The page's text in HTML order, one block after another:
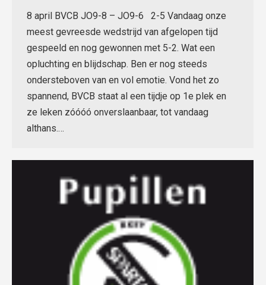
8 april BVCB JO9-8 – JO9-6 2-5 Vandaag onze
meest gevreesde wedstrijd van afgelopen tijd
gespeeld en nog gewonnen met 5-2. Wat een
opluchting en blijdschap. Ben er nog steeds
ondersteboven van en vol emotie. Vond het zo
spannend, BVCB staat al een tijdje op 1e plek en
ze leken zóóóó onverslaanbaar, tot vandaag
althans.…